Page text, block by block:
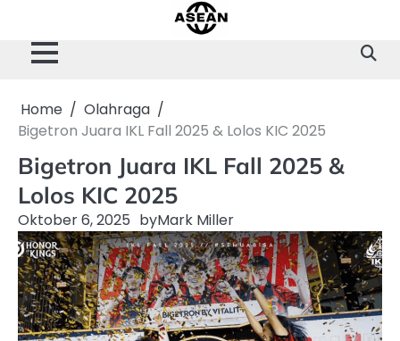
content
Home
Olahraga
Bigetron Juara IKL Fall 2025 & Lolos KIC 2025
Bigetron Juara IKL Fall 2025 &
Lolos KIC 2025
Oktober 6, 2025 byMark Miller